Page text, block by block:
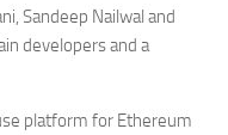
Sandeep Nailwal and
developers and a
platform for Ethereum